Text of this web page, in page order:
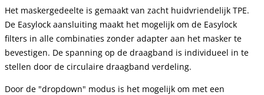
Het maskergedeelte is gemaakt van zacht huidvriendelijk TPE.
De Easylock aansluiting maakt het mogelijk om de Easylock
filters in alle combinaties zonder adapter aan het masker te
bevestigen. De spanning op de draagband is individueel in te
stellen door de circulaire draagband verdeling.
Door de "dropdown" modus is het mogelijk om met een